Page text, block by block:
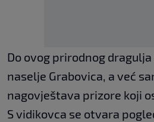
Do ovog prirodnog
naselje Grabovica, a već
nagovještava prizore koji
S vidikovca se otvara